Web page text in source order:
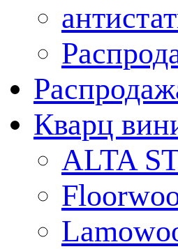
Кварц
ALTA